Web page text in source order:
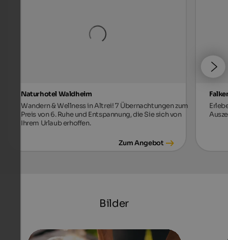
Naturhotel Waldheim
Wandern & Wellness in Altrei! 7 Übernachtungen zum
Preis von 6. Ruhe und Entspannung, die Sie sich von
Ihrem Urlaub erhoffen.
Zum Angebot
Bilder